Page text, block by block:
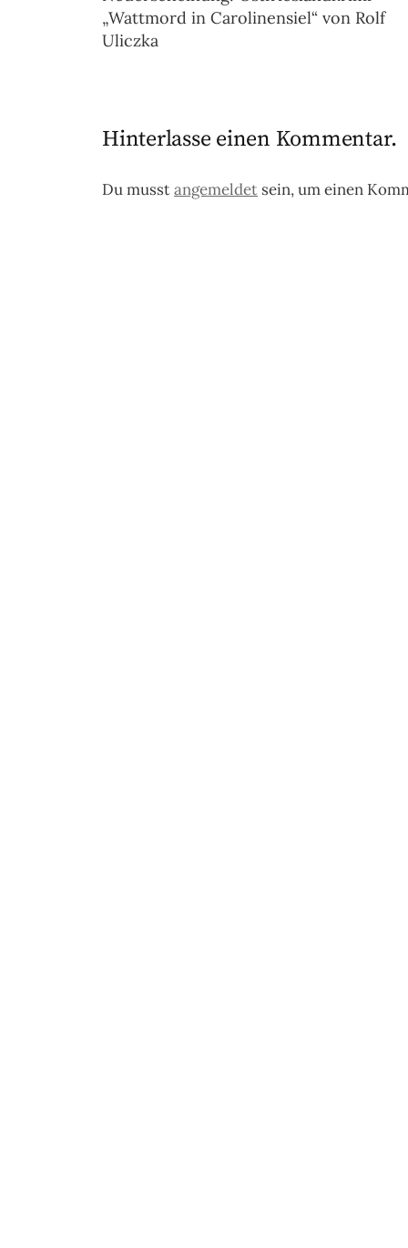
„Wattmord in Carolinensiel“ von Rolf
Uliczka
Hinterlasse einen Kommentar.
Du musstangemeldet sein, um einen